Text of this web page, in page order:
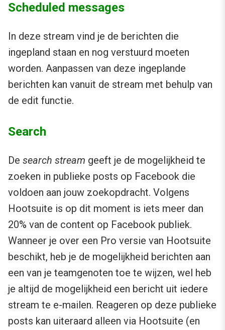
Scheduled messages
In deze stream vind je de berichten die
ingepland staan en nog verstuurd moeten
worden. Aanpassen van deze ingeplande
berichten kan vanuit de stream met behulp van
de edit functie.
Search
De search stream geeft je de mogelijkheid te
zoeken in publieke posts op Facebook die
voldoen aan jouw zoekopdracht. Volgens
Hootsuite is op dit moment is iets meer dan
20% van de content op Facebook publiek.
Wanneer je over een Pro versie van Hootsuite
beschikt, heb je de mogelijkheid berichten aan
een van je teamgenoten toe te wijzen, wel heb
je altijd de mogelijkheid een bericht uit iedere
stream te e-mailen. Reageren op deze publieke
posts kan uiteraard alleen via Hootsuite (en